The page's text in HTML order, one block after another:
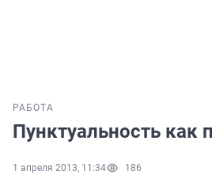
РАБОТА
Пунктуальность как
1 апреля 2013, 11:34 186